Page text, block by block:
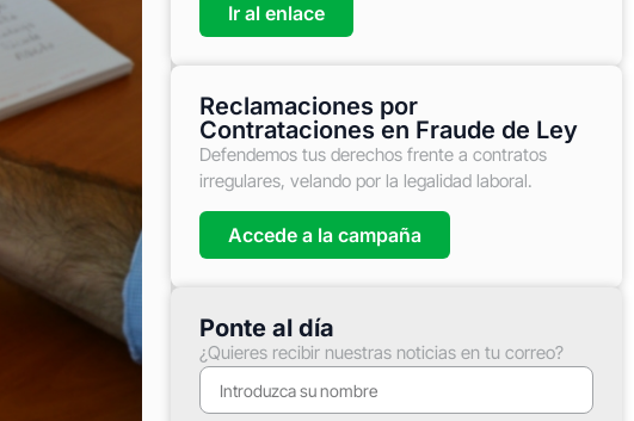
Ir al enlace
Reclamaciones por
Contrataciones en Fraude de Ley
Defendemos tus derechos frente a contratos
irregulares, velando por la legalidad laboral.
Accede a la campaña
Ponte al día
¿Quieres recibir nuestras noticias en tu correo?